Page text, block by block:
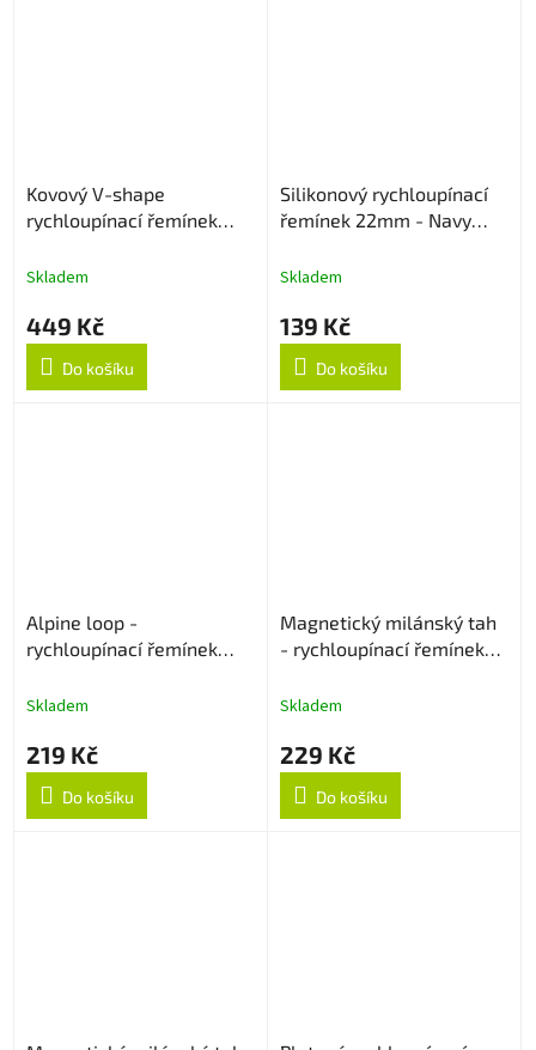
Kovový V-shape
rychloupínací řemínek
Skladem
449 Kč
Do košíku
Silikonový rychloupínací
řemínek 22mm - Navy
Skladem
139 Kč
Do košíku
Alpine loop -
rychloupínací řemínek
Skladem
219 Kč
Do košíku
Magnetický milánský tah
- rychloupínací řemínek
Skladem
229 Kč
Do košíku